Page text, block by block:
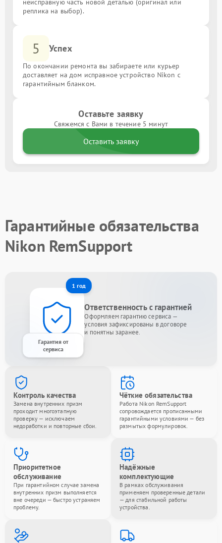
неисправную часть новой деталью (оригинал или
реплика на выбор).
5 Успех
По окончании ремонта вы забираете или курьер
доставляет на дом исправное устройство Nikon с
гарантийным бланком.
Оставьте заявку
Свяжемся с Вами в течение 5 минут
Оставить заявку
Гарантийные обязательства
Nikon RemSupport
1 год
Гарантия от
сервиса
Ответственность с гарантией
Оформляем гарантию сервиса —
условия зафиксированы в договоре
и понятны заранее.
Контроль качества
Замена внутренних призм
проходит многоэтапную
проверку — исключаем
недоработки и повторные сбои.
Чёткие обязательства
Работа Nikon RemSupport
сопровождается прописанными
гарантийными условиями — без
размытых формулировок.
Приоритетное
обслуживание
При гарантийном случае замена
внутренних призм выполняется
вне очереди — быстро устраняем
проблему.
Надёжные
комплектующие
В рамках обслуживания
применяем проверенные детали
— для стабильной работы
устройства.